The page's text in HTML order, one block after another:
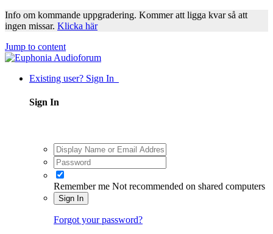
Info om kommande uppgradering. Kommer att ligga kvar så att
ingen missar. Klicka här
Jump to content
Existing user? Sign In
Sign In
Remember me Not recommended on shared computers
Sign In
Forgot your password?